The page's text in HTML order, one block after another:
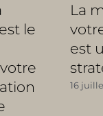
le
La
est
16